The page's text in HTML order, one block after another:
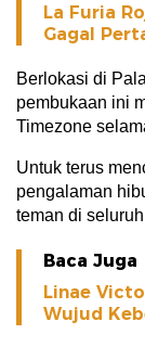
La Furia
Gagal
Berlokasi di
pembukaan ini
Timezone
Untuk terus
pengalaman
teman di
Baca Juga
Linae
Wujud